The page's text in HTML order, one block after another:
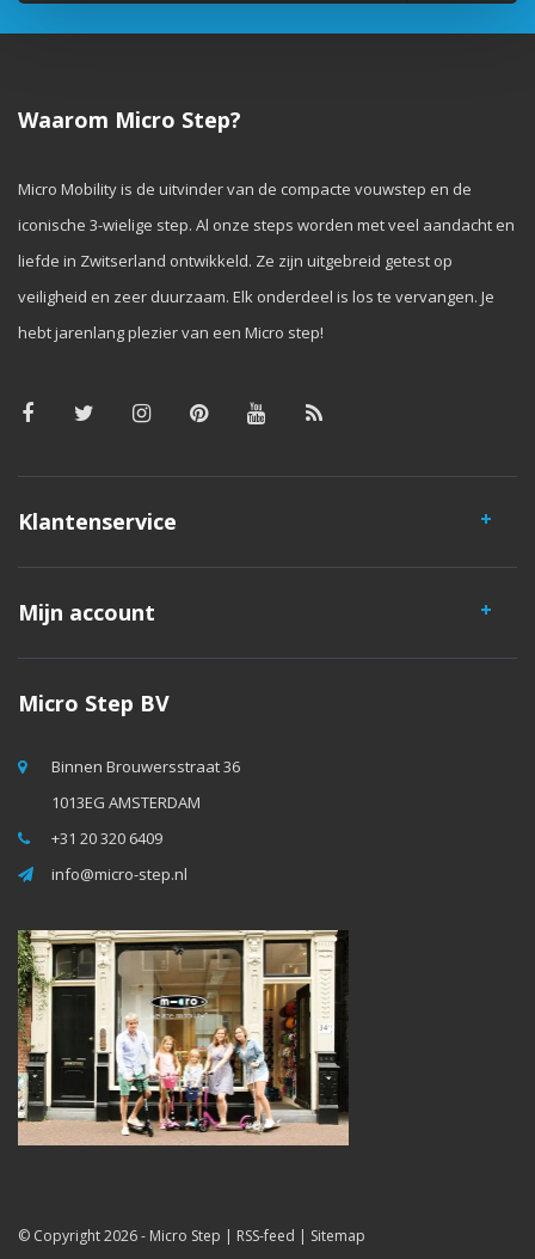
Waarom Micro Step?
Micro Mobility is de uitvinder van de compacte vouwstep en de
iconische 3-wielige step. Al onze steps worden met veel aandacht en
liefde in Zwitserland ontwikkeld. Ze zijn uitgebreid getest op
veiligheid en zeer duurzaam. Elk onderdeel is los te vervangen. Je
hebt jarenlang plezier van een Micro step!
Klantenservice
Mijn account
Micro Step BV
Binnen Brouwersstraat 36
1013EG AMSTERDAM
+31 20 320 6409
info@micro-step.nl
© Copyright 2026 - Micro Step | RSS-feed | Sitemap